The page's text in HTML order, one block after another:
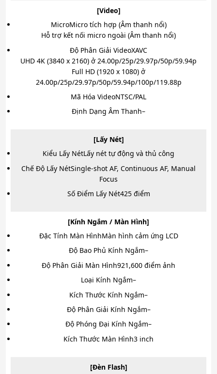
[Video]
MicroMicro tích hợp (Âm thanh nổi)
Hỗ trợ kết nối micro ngoài (Âm thanh nổi)
Độ Phân Giải VideoXAVC
UHD 4K (3840 x 2160) ở 24.00p/25p/29.97p/50p/59.94p
Full HD (1920 x 1080) ở
24.00p/25p/29.97p/50p/59.94p/100p/119.88p
Mã Hóa VideoNTSC/PAL
Định Dạng Âm Thanh–
[Lấy Nét]
Kiểu Lấy NétLấy nét tự động và thủ công
Chế Độ Lấy NétSingle-shot AF, Continuous AF, Manual
Focus
Số Điểm Lấy Nét425 điểm
[Kính Ngắm / Màn Hình]
Đặc Tính Màn HìnhMàn hình cảm ứng LCD
Độ Bao Phủ Kính Ngắm–
Độ Phân Giải Màn Hình921,600 điểm ảnh
Loại Kính Ngắm–
Kích Thước Kính Ngắm–
Độ Phân Giải Kính Ngắm–
Độ Phóng Đại Kính Ngắm–
Kích Thước Màn Hình3 inch
[Đèn Flash]